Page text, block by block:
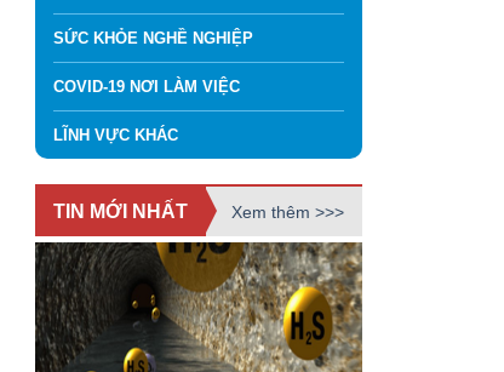
SỨC KHỎE NGHỀ NGHIỆP
COVID-19 NƠI LÀM VIỆC
LĨNH VỰC KHÁC
TIN MỚI NHẤT Xem thêm >>>